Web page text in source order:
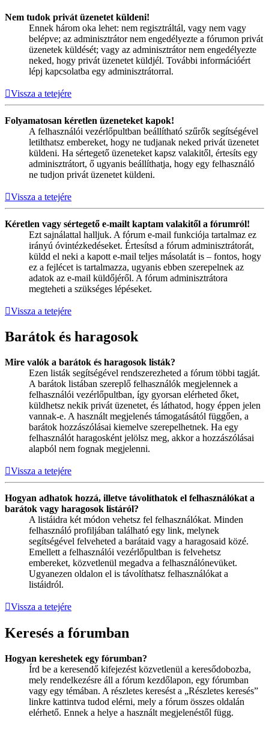
Nem tudok privát üzenetet küldeni!
Ennek három oka lehet: nem regisztráltál, vagy nem vagy
belépve; az adminisztrátor nem engedélyezte a fórumon privát
üzenetek küldését; vagy az adminisztrátor nem engedélyezte
neked, hogy privát üzenetet küldjél. További információért
lépj kapcsolatba egy adminisztrátorral.
Vissza a tetejére
Folyamatosan kéretlen üzeneteket kapok!
A felhasználói vezérlőpultban beállítható szűrők segítségével
letilthatsz embereket, hogy ne tudjanak neked privát üzenetet
küldeni. Ha sértegető üzeneteket kapsz valakitől, értesíts egy
adminisztrátort, ő ugyanis beállíthatja, hogy egy felhasználó
ne tudjon privát üzenetet küldeni.
Vissza a tetejére
Kéretlen vagy sértegető e-mailt kaptam valakitől a fórumról!
Ezt sajnálattal halljuk. A fórum e-mail funkciója tartalmaz ez
irányú óvintézkedéseket. Értesítsd a fórum adminisztrátorát,
küldd el neki a kapott e-mail teljes másolatát is – fontos, hogy
ez a fejlécet is tartalmazza, ugyanis ebben szerepelnek az
adatok az e-mail küldőjéről. A fórum adminisztrátora
megteheti a szükséges lépéseket.
Vissza a tetejére
Barátok és haragosok
Mire valók a barátok és haragosok listák?
Ezen listák segítségével rendszerezheted a fórum többi tagját.
A barátok listában szereplő felhasználók megjelennek a
felhasználói vezérlőpultban, így gyorsan elérheted őket,
küldhetsz nekik privát üzenetet, és láthatod, hogy éppen jelen
vannak-e. A használt megjelenés támogatásától függően, a
barátok hozzászólásai kiemelve szerepelhetnek. Ha egy
felhasználót haragosként jelölsz meg, akkor a hozzászólásai
alapból nem fognak megjelenni.
Vissza a tetejére
Hogyan adhatok hozzá, illetve távolíthatok el felhasználókat a
barátok vagy haragosok listáról?
A listáidra két módon vehetsz fel felhasználókat. Minden
felhasználó profiljában található egy link, melynek
segítségével felveheted a barátaid vagy a haragosaid közé.
Emellett a felhasználói vezérlőpultban is felvehetsz
embereket, közvetlenül megadva a felhasználónevüket.
Ugyanezen oldalon el is távolíthatsz felhasználókat a
listáidról.
Vissza a tetejére
Keresés a fórumban
Hogyan kereshetek egy fórumban?
Írd be a keresendő kifejezést közvetlenül a keresődobozba,
mely rendelkezésre áll a fórum kezdőlapon, egy fórumban
vagy egy témában. A részletes keresést a „Részletes keresés”
linkre kattintva tudod elérni, mely a fórum összes oldalán
elérhető. Ennek a helye a használt megjelenéstől függ.